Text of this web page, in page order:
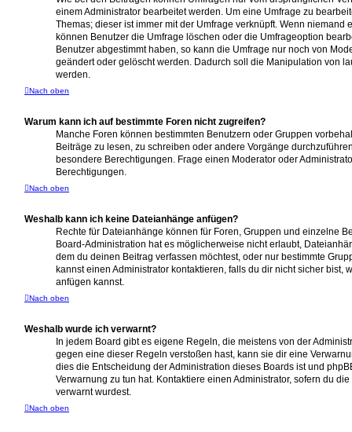
einem Administrator bearbeitet werden. Um eine Umfrage zu
Themas; dieser ist immer mit der Umfrage verknüpft. Wenn niemand
können Benutzer die Umfrage löschen oder die Umfrageoption
Benutzer abgestimmt haben, so kann die Umfrage nur noch von
geändert oder gelöscht werden. Dadurch soll die Manipulation von
werden.
Nach oben
Warum kann ich auf bestimmte Foren nicht zugreifen?
Manche Foren können bestimmten Benutzern oder Gruppen
Beiträge zu lesen, zu schreiben oder andere Vorgänge
besondere Berechtigungen. Frage einen Moderator oder
Berechtigungen.
Nach oben
Weshalb kann ich keine Dateianhänge anfügen?
Rechte für Dateianhänge können für Foren, Gruppen und einzelne
Board-Administration hat es möglicherweise nicht erlaubt,
dem du deinen Beitrag verfassen möchtest, oder nur bestimmte
kannst einen Administrator kontaktieren, falls du dir nicht sicher bist,
anfügen kannst.
Nach oben
Weshalb wurde ich verwarnt?
In jedem Board gibt es eigene Regeln, die meistens von der
gegen eine dieser Regeln verstoßen hast, kann sie dir eine
dies die Entscheidung der Administration dieses Boards ist und
Verwarnung zu tun hat. Kontaktiere einen Administrator, sofern du
verwarnt wurdest.
Nach oben